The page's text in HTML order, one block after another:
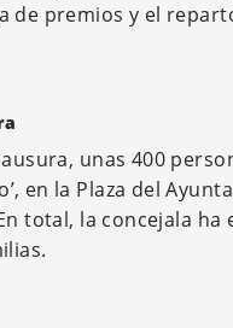
de premios y el
unas 400
en la Plaza del
total, la concejala